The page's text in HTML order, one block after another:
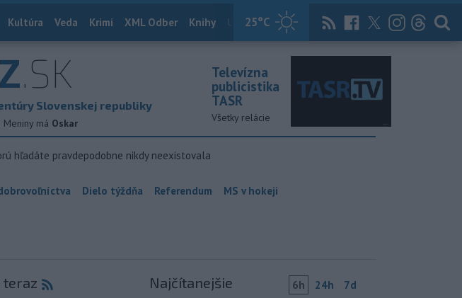
25°C
Kultúra Veda Krimi XML Odber Knihy Útulkovo Magazín News Now Archív
.SK
Slovenskej republiky
Meniny má Oskar
Televízna
publicistika
TASR
Všetky relácie
hľadáte pravdepodobne nikdy neexistovala
Dielo týždňa Referendum MS v hokeji
teraz Najčítanejšie 6h 24h 7d